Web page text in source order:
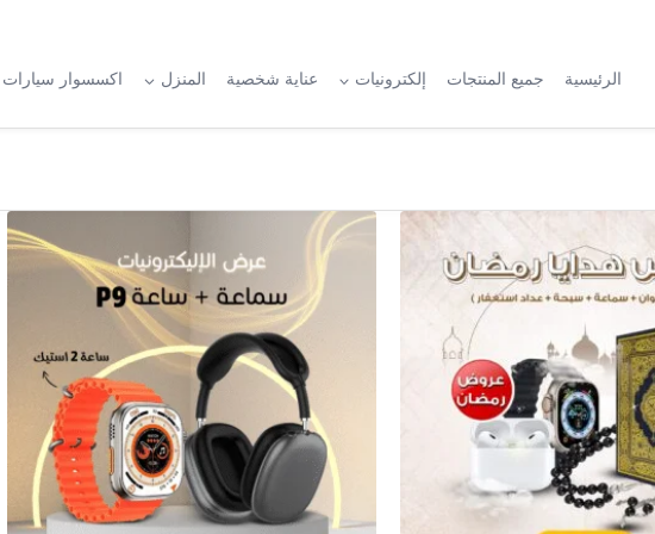
الرئيسية جميع المنتجات إلكترونيات عناية شخصية المنزل اكسسوار سيارات